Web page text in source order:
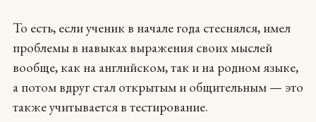
То есть, если ученик в начале года стеснялся, имел
проблемы в навыках выражения своих мыслей
вообще, как на английском, так и на родном языке,
а потом вдруг стал открытым и общительным — это
также учитывается в тестирование.